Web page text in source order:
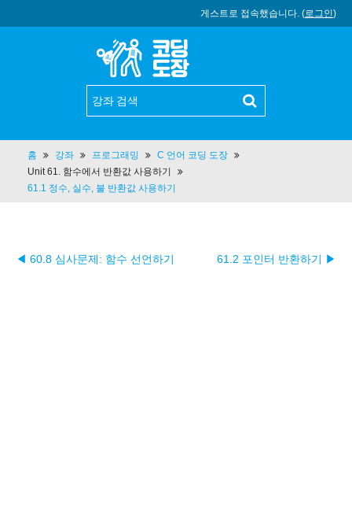
게스트로 접속했습니다. (로그인)
홈 강좌 프로그래밍
C 언어 코딩 도장
Unit 61. 함수에서 반환값 사용하기
61.1 정수, 실수, 불 반환값 사용하기
◀ 60.8 심사문제: 함수 선언하기 61.2 포인터 반환하기 ▶︎